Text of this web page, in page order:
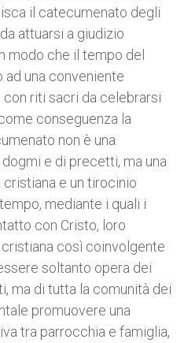
il catecumenato degli
attuarsi a giudizio
modo che il tempo del
una conveniente
riti sacri da celebrarsi
conseguenza la
non è una
e di precetti, ma una
e un tirocinio
mediante i quali i
con Cristo, loro
cristiana così coinvolgente
soltanto opera dei
ma di tutta la comunità dei
promuovere una
tra parrocchia e famiglia,